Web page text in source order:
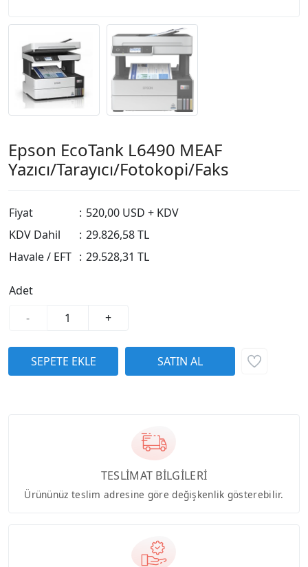
Epson EcoTank L6490 MEAF
Yazıcı/Tarayıcı/Fotokopi/Faks
Fiyat : 520,00 USD + KDV
KDV Dahil
: 29.826,58 TL
Havale / EFT : 29.528,31 TL
Adet
-
+
TESLİMAT BİLGİLERİ
Ürününüz teslim adresine göre değişkenlik gösterebilir.